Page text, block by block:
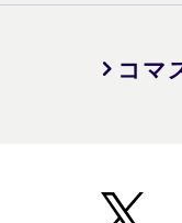
コマ